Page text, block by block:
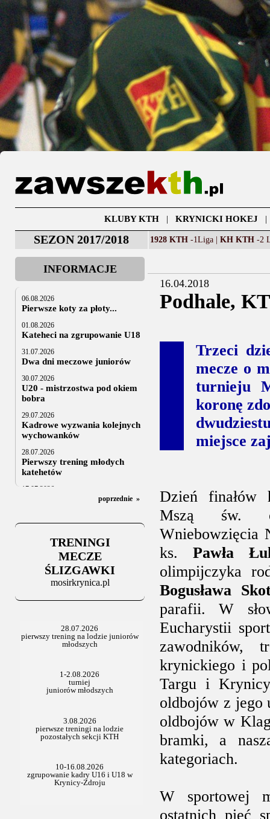
KLUBY KTH| KRYNICKI HOKEJ
SEZON 2017/2018 1928 KTH -1Liga | KH KTH -2
INFORMACJE
06.08.2026
Pierwsze koty za płoty...
01.08.2026
Kateheci na zgrupowanie U18
31.07.2026
Dwa dni meczowe juniorów
30.07.2026
U20 - mistrzostwa pod okiem
bobra
29.07.2026
Kadrowe wyzwania kolejnych
wychowanków
28.07.2026
Pierwszy trening młodych
katehetów
17.07.2026
U20: z kraju i z zagranicy
Za trzy tygodnie na lód
06.07.2025
Stowarzyszenie po Walnym
poprzednie »
TRENINGI
MECZE
ŚLIZGAWKI
mosirkrynica.pl
16.04.2018
Podhale,
Trzeci
mecze o
turnieju
koronę
miejsce
Dzień finałów
Mszą św.
Wniebowzięcia
ks. Pawła
olimpijczyka
Bogusława
parafii. W
Eucharystii
zawodników,
krynickiego i
Targu i
oldbojów z jego
oldbojów w
bramki, a
kategoriach.
W sportowej
ostatnich pięć